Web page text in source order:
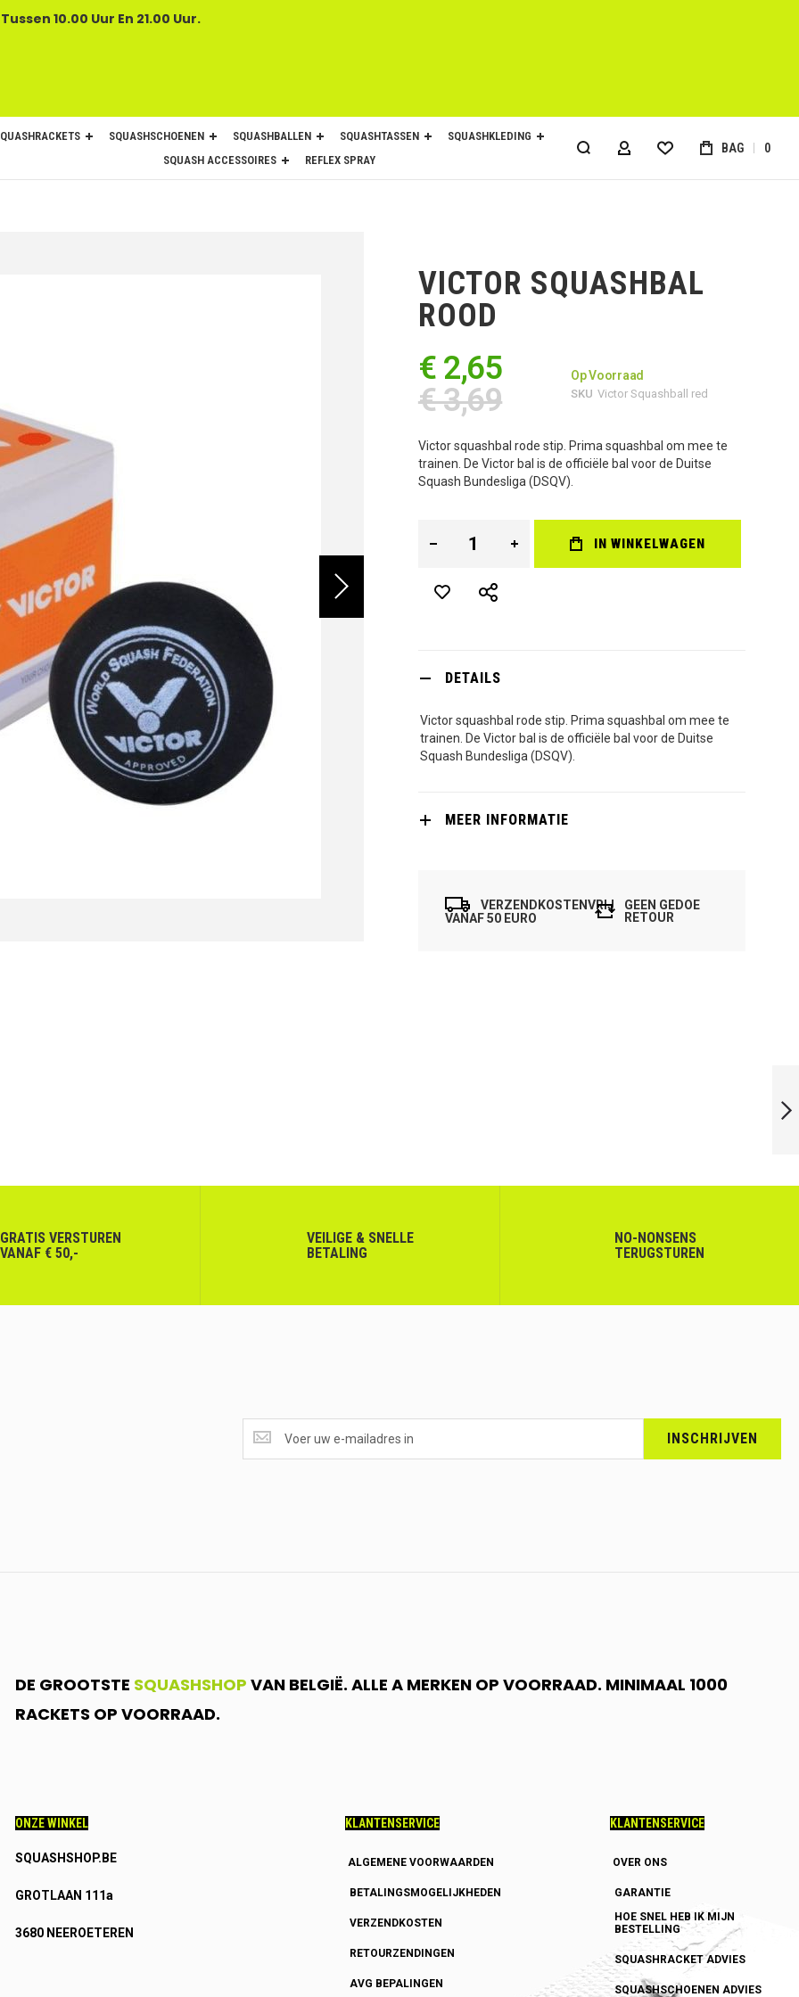
10.00 Uur En 21.00 Uur.
SQUASHSCHOENEN SQUASHBALLEN SQUASHTASSEN
SQUASHKLEDING
SQUASH ACCESSOIRES
REFLEX SPRAY ACCOUNT BAG 0
VICTOR SQUASHBAL
ROOD
€ 2,65
€ 3,69
Op Voorraad
SKU Victor Squashball red
Victor squashbal rode stip. Prima squashbal om mee te
trainen. De Victor bal is de officiële bal voor de Duitse
Squash Bundesliga (DSQV).
IN WINKELWAGEN
DETAILS
Victor squashbal rode stip. Prima squashbal om mee te
trainen. De Victor bal is de officiële bal voor de Duitse
Squash Bundesliga (DSQV).
MEER INFORMATIE
VERZENDKOSTENVRIJ
VANAF 50 EURO
GEEN GEDOE
RETOUR
GRATIS VERSTUREN
VANAF € 50,-
VEILIGE & SNELLE
BETALING
NO-NONSENS
TERUGSTUREN
ONTVANGEN?
<br>SCHRIJF
INSCHRIJVEN
DE GROOTSTE SQUASHSHOP VAN BELGIË. ALLE A MERKEN OP VOORRAAD. MINIMAAL 1000
RACKETS OP VOORRAAD.
ONZE WINKEL
SQUASHSHOP.BE
GROTLAAN 111a
3680 NEEROETEREN
KLANTENSERVICE
ALGEMENE VOORWAARDEN
BETALINGSMOGELIJKHEDEN
VERZENDKOSTEN
RETOURZENDINGEN
AVG BEPALINGEN
KLANTENSERVICE
OVER ONS
GARANTIE
HOE SNEL HEB IK MIJN
BESTELLING
SQUASHRACKET ADVIES
SQUASHSCHOENEN ADVIES